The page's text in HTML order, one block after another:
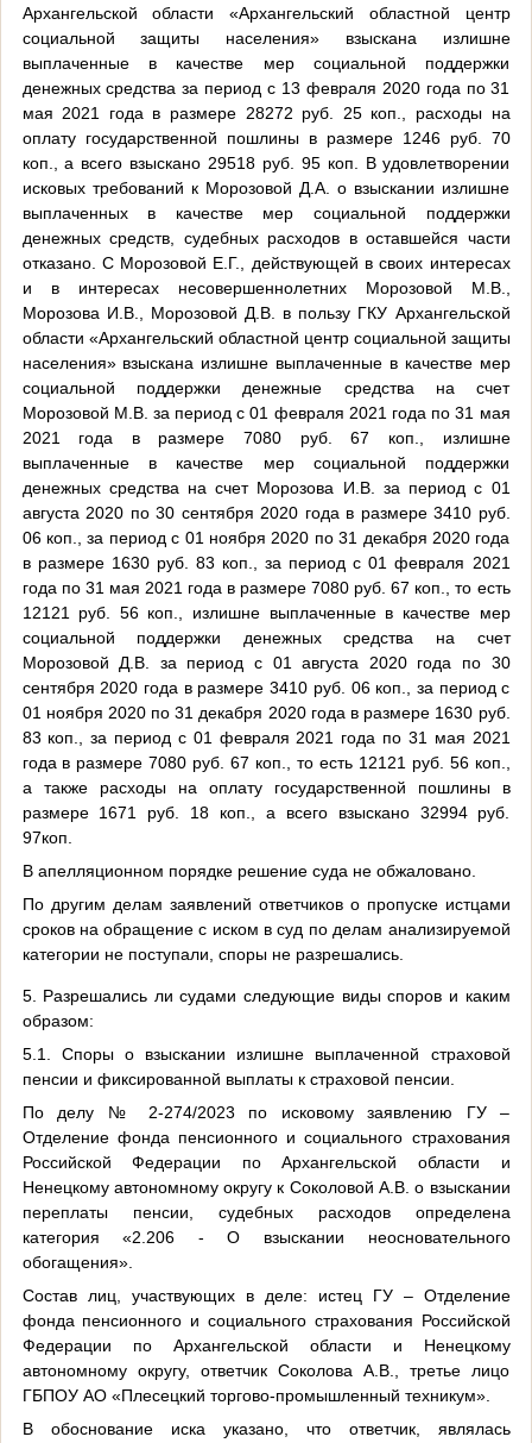
Архангельской области «Архангельский областной центр
социальной защиты населения» взыскана излишне
выплаченные в качестве мер социальной поддержки
денежных средства за период с 13 февраля 2020 года по 31
мая 2021 года в размере 28272 руб. 25 коп., расходы на
оплату государственной пошлины в размере 1246 руб. 70
коп., а всего взыскано 29518 руб. 95 коп. В удовлетворении
исковых требований к Морозовой Д.А. о взыскании излишне
выплаченных в качестве мер социальной поддержки
денежных средств, судебных расходов в оставшейся части
отказано. С Морозовой Е.Г., действующей в своих интересах
и в интересах несовершеннолетних Морозовой М.В.,
Морозова И.В., Морозовой Д.В. в пользу ГКУ Архангельской
области «Архангельский областной центр социальной защиты
населения» взыскана излишне выплаченные в качестве мер
социальной поддержки денежные средства на счет
Морозовой М.В. за период с 01 февраля 2021 года по 31 мая
2021 года в размере 7080 руб. 67 коп., излишне
выплаченные в качестве мер социальной поддержки
денежных средства на счет Морозова И.В. за период с 01
августа 2020 по 30 сентября 2020 года в размере 3410 руб.
06 коп., за период с 01 ноября 2020 по 31 декабря 2020 года
в размере 1630 руб. 83 коп., за период с 01 февраля 2021
года по 31 мая 2021 года в размере 7080 руб. 67 коп., то есть
12121 руб. 56 коп., излишне выплаченные в качестве мер
социальной поддержки денежных средства на счет
Морозовой Д.В. за период с 01 августа 2020 года по 30
сентября 2020 года в размере 3410 руб. 06 коп., за период с
01 ноября 2020 по 31 декабря 2020 года в размере 1630 руб.
83 коп., за период с 01 февраля 2021 года по 31 мая 2021
года в размере 7080 руб. 67 коп., то есть 12121 руб. 56 коп.,
а также расходы на оплату государственной пошлины в
размере 1671 руб. 18 коп., а всего взыскано 32994 руб.
97коп.
В апелляционном порядке решение суда не обжаловано.
По другим делам заявлений ответчиков о пропуске истцами
сроков на обращение с иском в суд по делам анализируемой
категории не поступали, споры не разрешались.
5. Разрешались ли судами следующие виды споров и каким
образом:
5.1. Споры о взыскании излишне выплаченной страховой
пенсии и фиксированной выплаты к страховой пенсии.
По делу № 2-274/2023 по исковому заявлению ГУ –
Отделение фонда пенсионного и социального страхования
Российской Федерации по Архангельской области и
Ненецкому автономному округу к Соколовой А.В. о взыскании
переплаты пенсии, судебных расходов определена
категория «2.206 - О взыскании неосновательного
обогащения».
Состав лиц, участвующих в деле: истец ГУ – Отделение
фонда пенсионного и социального страхования Российской
Федерации по Архангельской области и Ненецкому
автономному округу, ответчик Соколова А.В., третье лицо
ГБПОУ АО «Плесецкий торгово-промышленный техникум».
В обоснование иска указано, что ответчик, являлась